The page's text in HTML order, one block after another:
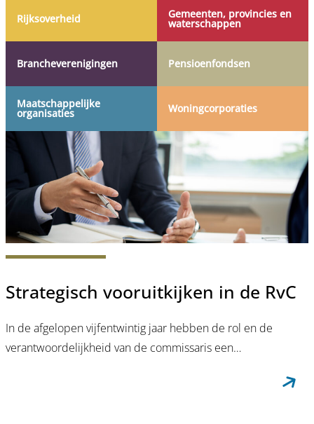
Rijksoverheid Gemeenten, provincies en
waterschappen
Branche­verenigingen Pensioen­fondsen
Maatschappelijke
organisaties Woning­corporaties
Strategisch vooruitkijken in de RvC
In de afgelopen vijfentwintig jaar hebben de rol en de
verantwoordelijkheid van de commissaris een…